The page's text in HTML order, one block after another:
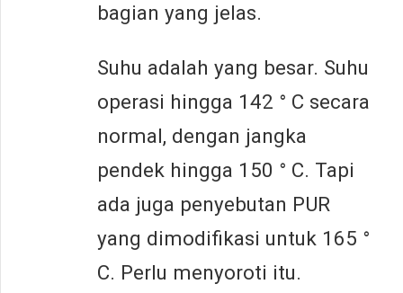
bagian yang jelas.
Suhu adalah yang besar. Suhu
operasi hingga 142 ° C secara
normal, dengan jangka
pendek hingga 150 ° C. Tapi
ada juga penyebutan PUR
yang dimodifikasi untuk 165 °
C. Perlu menyoroti itu.